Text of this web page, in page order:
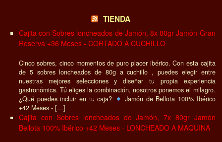
TIENDA
Cajita con Sobres loncheados de Jamón, 8x 80gr Jamón Gran
Reserva +36 Meses - CORTADO A CUCHILLO
Cinco sobres, cinco momentos de puro placer ibérico. Con esta cajita
de 5 sobres loncheados de 80g a cuchillo , puedes elegir entre
nuestras mejores selecciones y diseñar tu propia experiencia
gastronómica. Tú eliges la combinación, nosotros ponemos el milagro.
¿Qué puedes incluir en tu caja?
Jamón de Bellota 100% Ibérico
+42 Meses - […]
Cajita con Sobres loncheados de Jamón, 7x 80gr Jamón
Bellota 100% Ibérico +42 Meses - LONCHEADO A MAQUINA